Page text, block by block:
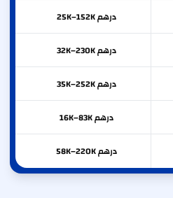
درهم 25K–152K
درهم 32K–230K
درهم 35K–252K
درهم 16K–83K
درهم 58K–220K